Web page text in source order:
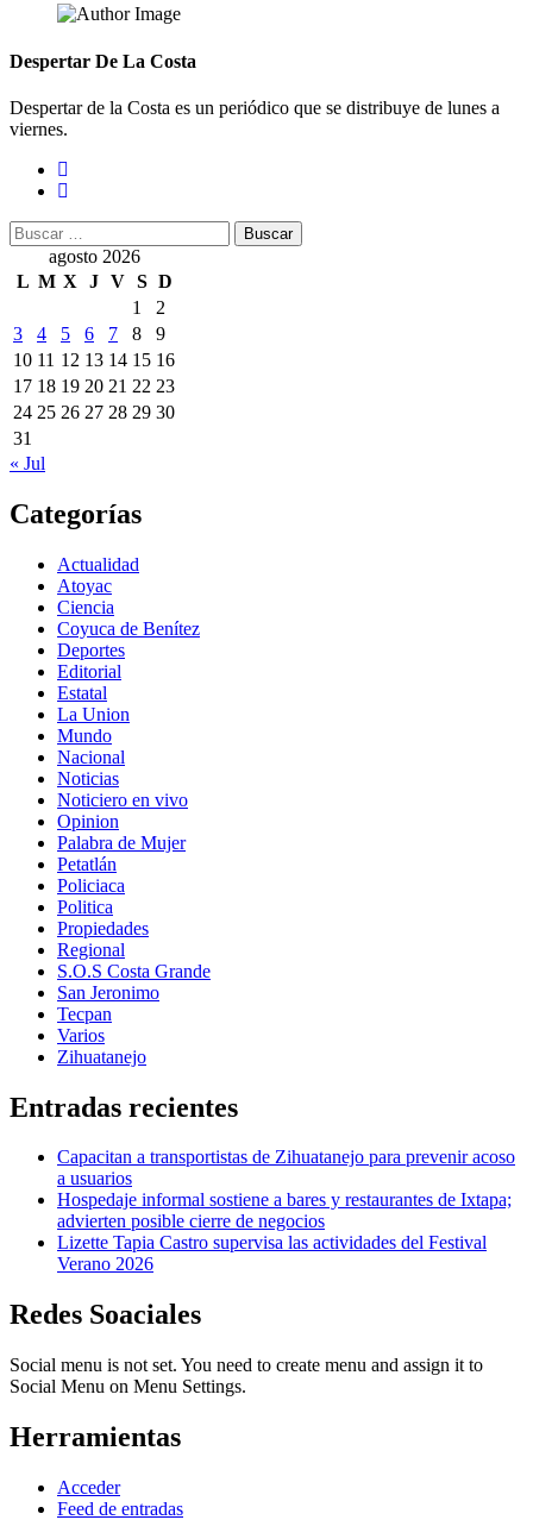
Despertar De La Costa
Despertar de la Costa es un periódico que se distribuye de lunes a
viernes.
Buscar:
agosto 2026
L M X J V S D
1
2
3
4 5 6 7 8
9
10 11 12 13 14 15 16
17 18 19 20 21 22 23
24 25 26 27 28 29 30
31
« Jul
Categorías
Actualidad
Atoyac
Ciencia
Coyuca de Benítez
Deportes
Editorial
Estatal
La Union
Mundo
Nacional
Noticias
Noticiero en vivo
Opinion
Palabra de Mujer
Petatlán
Policiaca
Politica
Propiedades
Regional
S.O.S Costa Grande
San Jeronimo
Tecpan
Varios
Zihuatanejo
Entradas recientes
Capacitan a transportistas de Zihuatanejo para prevenir acoso
a usuarios
Hospedaje informal sostiene a bares y restaurantes de Ixtapa;
advierten posible cierre de negocios
Lizette Tapia Castro supervisa las actividades del Festival
Verano 2026
Redes Soaciales
Social menu is not set. You need to create menu and assign it to
Social Menu on Menu Settings.
Herramientas
Acceder
Feed de entradas